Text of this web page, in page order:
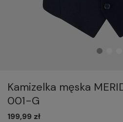
Kamizelka męska
001-G
199,99 zł